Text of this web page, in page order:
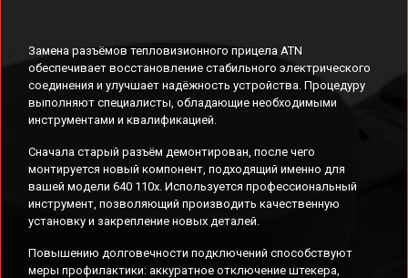
Замена разъёмов тепловизионного прицела ATN
обеспечивает восстановление стабильного электрического
соединения и улучшает надёжность устройства. Процедуру
выполняют специалисты, обладающие необходимыми
инструментами и квалификацией.
Сначала старый разъём демонтирован, после чего
монтируется новый компонент, подходящий именно для
вашей модели 640 110x. Используется профессиональный
инструмент, позволяющий производить качественную
установку и закрепление новых деталей.
Повышению долговечности подключений способствуют
меры профилактики: аккуратное отключение штекера,